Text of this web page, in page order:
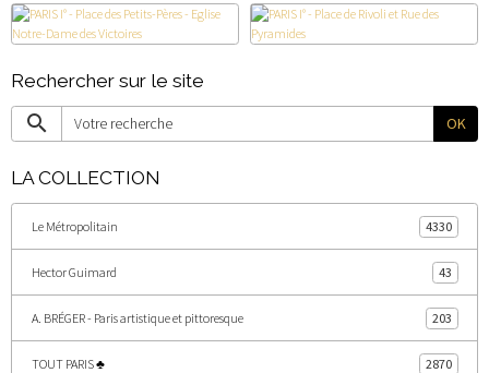
Rechercher sur le site
OK
LA COLLECTION
Le Métropolitain 4330
Hector Guimard 43
A. BRÉGER - Paris artistique et pittoresque 203
TOUT PARIS ♣ 2870